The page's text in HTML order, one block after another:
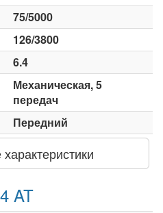
75/5000
126/3800
6.4
Механическая, 5
передач
Передний
AT